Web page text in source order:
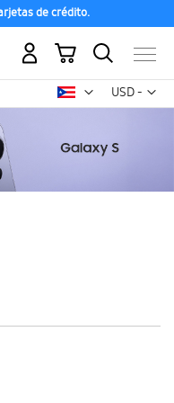
de crédito.
USD -
dólar
Mi carrito